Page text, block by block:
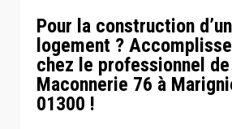
Pour la construction
logement ?
chez le professionnel
Maconnerie 76 à
01300 !